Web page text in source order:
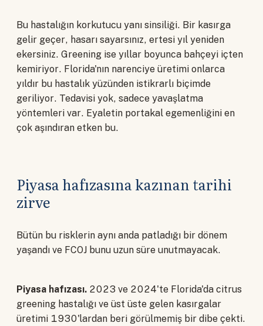
Bu hastalığın korkutucu yanı sinsiliği. Bir kasırga
gelir geçer, hasarı sayarsınız, ertesi yıl yeniden
ekersiniz. Greening ise yıllar boyunca bahçeyi içten
kemiriyor. Florida'nın narenciye üretimi onlarca
yıldır bu hastalık yüzünden istikrarlı biçimde
geriliyor. Tedavisi yok, sadece yavaşlatma
yöntemleri var. Eyaletin portakal egemenliğini en
çok aşındıran etken bu.
Piyasa hafızasına kazınan tarihi
zirve
Bütün bu risklerin aynı anda patladığı bir dönem
yaşandı ve FCOJ bunu uzun süre unutmayacak.
Piyasa hafızası. 2023 ve 2024'te Florida'da citrus
greening hastalığı ve üst üste gelen kasırgalar
üretimi 1930'lardan beri görülmemiş bir dibe çekti.